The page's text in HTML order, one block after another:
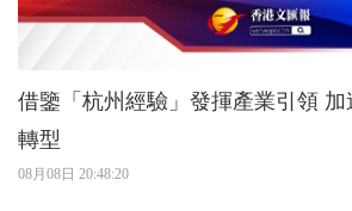
借鑒「杭州經驗」發揮產業引領 加速香港產業升級
轉型
08月08日 20:48:20